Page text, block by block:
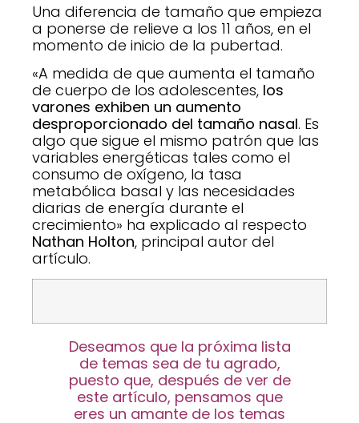
Una diferencia de tamaño que empieza
a ponerse de relieve a los 11 años, en el
momento de inicio de la pubertad.
«A medida de que aumenta el tamaño
de cuerpo de los adolescentes, los
varones exhiben un aumento
desproporcionado del tamaño nasal. Es
algo que sigue el mismo patrón que las
variables energéticas tales como el
consumo de oxígeno, la tasa
metabólica basal y las necesidades
diarias de energía durante el
crecimiento» ha explicado al respecto
Nathan Holton, principal autor del
artículo.
Deseamos que la próxima lista
de temas sea de tu agrado,
puesto que, después de ver de
este artículo, pensamos que
eres un amante de los temas